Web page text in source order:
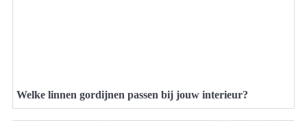
Welke linnen gordijnen passen bij jouw interieur?